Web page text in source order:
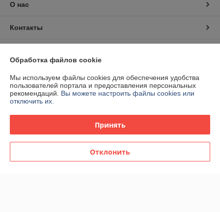
О нас
Контакты
График работы
Полная версия сайта
Сайт создан на платформе Deal.by
Обработка файлов cookie
Мы используем файлы cookies для обеспечения удобства
пользователей портала и предоставления персональных
рекомендаций. Вы можете настроить файлы cookies или
отключить их.
Принять
Отклонить